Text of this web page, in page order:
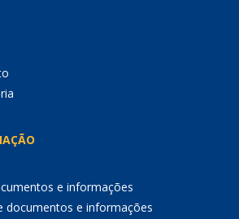
e informações
documentos e informações